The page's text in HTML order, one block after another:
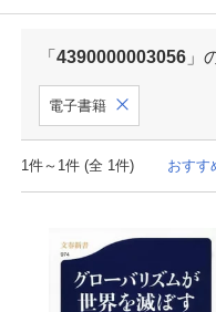
「 4390000003056 」
電子書籍
1件～1件 (全 1件) おすす